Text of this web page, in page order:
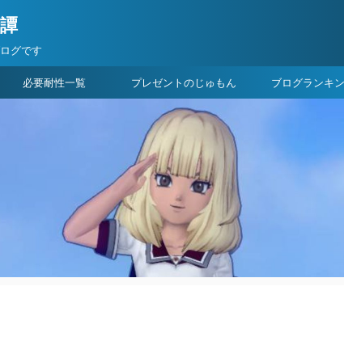
グです
必要耐性一覧 プレゼントのじゅもん ブログランキ